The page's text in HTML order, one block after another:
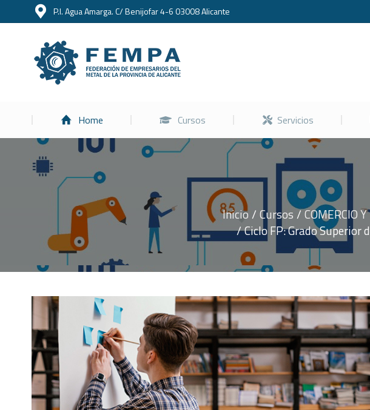
P.I. Agua Amarga. C/ Benijofar 4-6 03008 Alicante
Home Cursos Servicios
Estás aquí: Inicio Cursos COMERCIO
Ciclo FP: Grado Superior
Home Cursos